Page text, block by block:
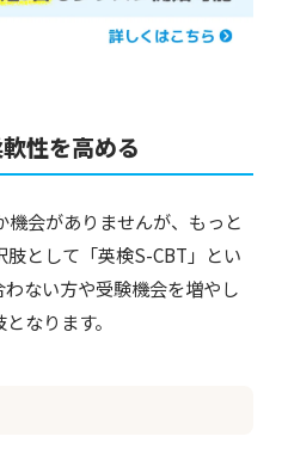
性を高める
会がありませんが、もっと
として「英検S-CBT」とい
ない方や受験機会を増やし
なります。